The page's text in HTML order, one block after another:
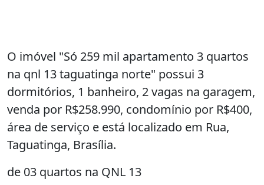
O imóvel "Só 259 mil apartamento 3 quartos
na qnl 13 taguatinga norte" possui 3
dormitórios, 1 banheiro, 2 vagas na garagem,
venda por R$258.990, condomínio por R$400,
área de serviço e está localizado em Rua,
Taguatinga, Brasília.
de 03 quartos na QNL 13